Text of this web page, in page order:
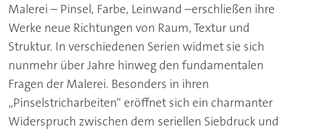
Malerei – Pinsel, Farbe, Leinwand –erschließen ihre
Werke neue Richtungen von Raum, Textur und
Struktur. In verschiedenen Serien widmet sie sich
nunmehr über Jahre hinweg den fundamentalen
Fragen der Malerei. Besonders in ihren
„Pinselstricharbeiten“ eröffnet sich ein charmanter
Widerspruch zwischen dem seriellen Siebdruck und